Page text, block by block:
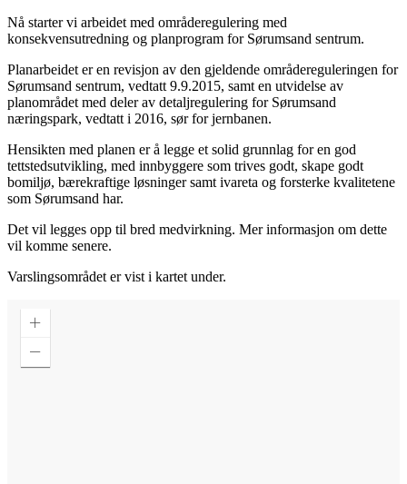
Nå starter vi arbeidet med områderegulering med
konsekvensutredning og planprogram for Sørumsand sentrum.
Planarbeidet er en revisjon av den gjeldende områdereguleringen for
Sørumsand sentrum, vedtatt 9.9.2015, samt en utvidelse av
planområdet med deler av detaljregulering for Sørumsand
næringspark, vedtatt i 2016, sør for jernbanen.
Hensikten med planen er å legge et solid grunnlag for en god
tettstedsutvikling, med innbyggere som trives godt, skape godt
bomiljø, bærekraftige løsninger samt ivareta og forsterke kvalitetene
som Sørumsand har.
Det vil legges opp til bred medvirkning. Mer informasjon om dette
vil komme senere.
Varslingsområdet er vist i kartet under.